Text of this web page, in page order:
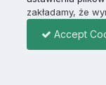
zakładamy, że
Accept